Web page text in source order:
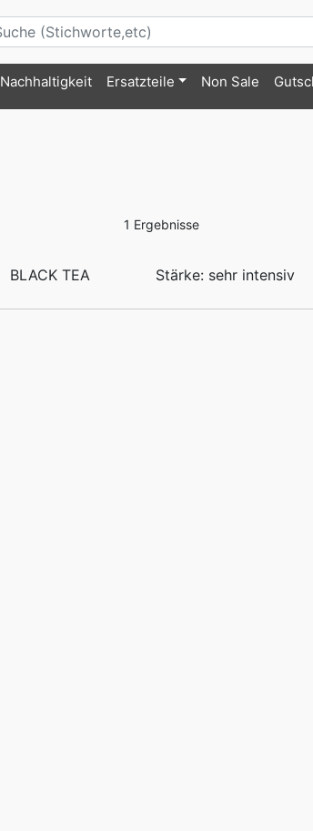
Nachhaltigkeit Ersatzteile Non Sale
1 Ergebnisse
BLACK TEA Stärke: sehr intensiv